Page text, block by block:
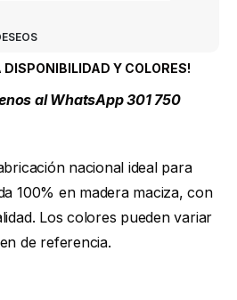
DISPONIBILIDAD Y COLORES!
al WhatsApp 301 750
nacional ideal para
100% en madera maciza, con
Los colores pueden variar
de referencia.